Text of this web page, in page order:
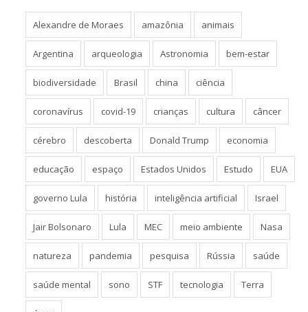
Alexandre de Moraes amazônia animais
Argentina arqueologia Astronomia bem-estar
biodiversidade Brasil china ciência
coronavírus covid-19 crianças cultura câncer
cérebro descoberta Donald Trump economia
educação espaço Estados Unidos Estudo EUA
governo Lula história inteligência artificial Israel
Jair Bolsonaro Lula MEC meio ambiente Nasa
natureza pandemia pesquisa Rússia saúde
saúde mental sono STF tecnologia Terra